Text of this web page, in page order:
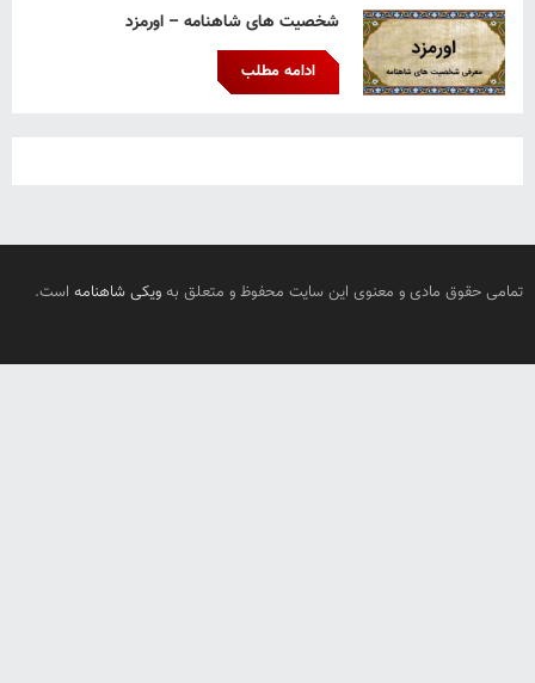
شخصیت های شاهنامه – اورمزد
ادامه مطلب
تمامی حقوق مادی و معنوی این سایت محفوظ و متعلق به ویکی شاهنامه است.